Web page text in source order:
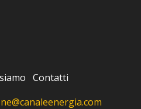
Contatti